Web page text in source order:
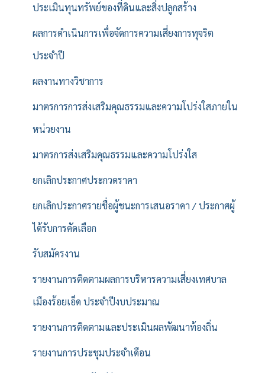
ประเมินทุนทรัพย์ของที่ดินและสิ่งปลูกสร้าง
ผลการดำเนินการเพื่อจัดการความเสี่ยงการทุจริต
ประจำปี
ผลงานทางวิชาการ
มาตรการการส่งเสริมคุณธรรมและความโปร่งใสภายใน
หน่วยงาน
มาตรการส่งเสริมคุณธรรมและความโปร่งใส
ยกเลิกประกาศประกวดราคา
ยกเลิกประกาศรายชื่อผู้ชนะการเสนอราคา / ประกาศผู้
ได้รับการคัดเลือก
รับสมัครงาน
รายงานการติดตามผลการบริหารความเสี่ยงเทศบาล
เมืองร้อยเอ็ด ประจำปีงบประมาณ
รายงานการติดตามและประเมินผลพัฒนาท้องถิ่น
รายงานการประชุมประจำเดือน